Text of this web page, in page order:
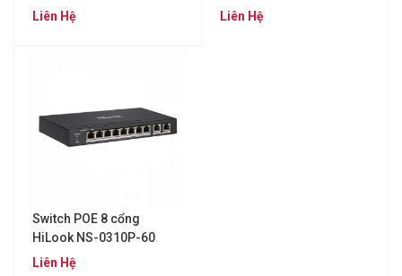
Liên Hệ
Liên Hệ
Switch POE 8 cổng
HiLook NS-0310P-60
Liên Hệ